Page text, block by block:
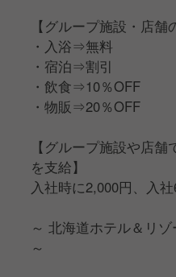
【グループ施設・店舗
・入浴⇒無料
・宿泊⇒割引
・飲食⇒10％OFF
・物販⇒20％OFF
【グループ施設や店
を支給】
入社時に2,000円、入
～ 北海道ホテル＆リ
～